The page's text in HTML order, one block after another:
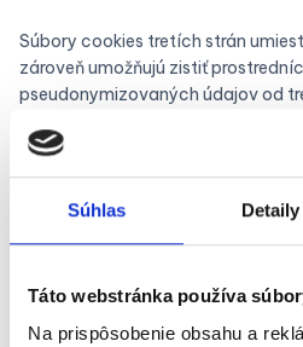
Súhlas Detaily
Táto webstránka používa
Na prispôsobenie obsahu a
Súbory cookies tretích strán
zároveň umožňujú zistiť
pseudonymizovaných údajov od
zistených na základe nimi
stránok. Tieto údaje získava tretia
špecializovaných súborov cookies
schopné identifikovať
zariadenia navštívené.